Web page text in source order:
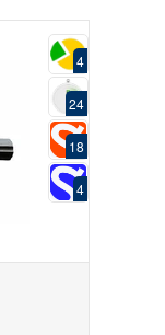
4
24
18
4